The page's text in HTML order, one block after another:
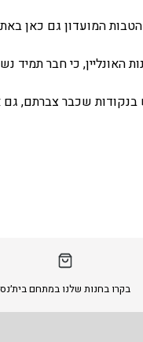
המועדון גם כאן
האונליין, כי חבר תמיד
שכבר צברתם,
בקרו בחנות שלנו במתחם בית׳נס